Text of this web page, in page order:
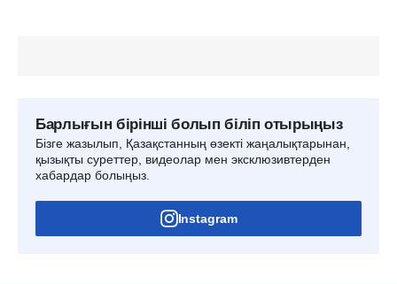
Барлығын бірінші болып біліп отырыңыз
Бізге жазылып, Қазақстанның өзекті жаңалықтарынан,
қызықты суреттер, видеолар мен эксклюзивтерден
хабардар болыңыз.
Instagram